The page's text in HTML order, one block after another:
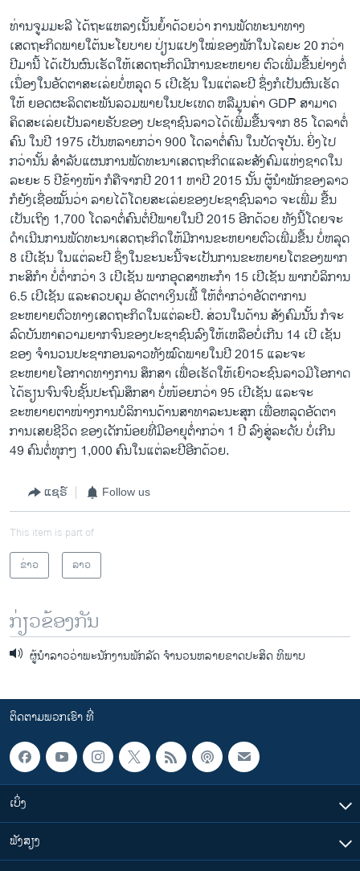
ທ່ານຈູມມະລີ ໄດ້ຖະແຫລງເນັ້ນຍ້ຳດ້ວຍວ່າ ການພັດທະນາທາງ
ເສດຖະກິດພາຍໃຕ້ນະໂຍບາຍ ປ່ຽນແປງໃໝ່ຂອງພັກໃນໄລຍະ 20 ກວ່າ
ປີມານີ້ ໄດ້ເປັນຜົນເຮັດໃຫ້ເສດຖະກິດມີການຂະຫຍາຍ ຕົວເພີ່ມຂື້ນຢ່າງຕໍ່
ເນຶ່ອງໃນອັດຕາສະເລ່ຍບໍ່ຫລຸດ 5 ເປີເຊັນ ໃນແຕ່ລະປີ ຊຶ່ງກໍເປັນຜົນເຮັດ
ໃຫ້ ຍອດຜະລິດຕະພັນລວມພາຍໃນປະເທດ ຫລືມູນຄ່າ GDP ສາມາດ
ຄິດສະເລ່ຍເປັນລາຍຮັບຂອງ ປະຊາຊົນລາວໄດ້ເພີ່ມຂື້ນຈາກ 85 ໂດລາຕໍ່
ຄົນ ໃນປີ 1975 ເປັນຫລາຍກວ່າ 900 ໂດລາຕໍ່ຄົນ ໃນປັດຈຸບັນ. ຍິ່ງໄປ
ກວ່ານັ້ນ ສຳລັບແຜນການພັດທະນາເສດຖະກິດແລະສັງຄົມແຫ່ງຊາດໃນ
ລະຍະ 5 ປີຂ້າງໜ້າ ກໍຄືຈາກປີ 2011 ຫາປີ 2015 ນັ້ນ ຜູ້ນຳພັກຂອງລາວ
ກໍຍັງເຊື່ອໝັ້ນວ່າ ລາຍໄດ້ໂດຍສະເລ່ຍຂອງປະຊາຊົນລາວ ຈະເພີ່ມ ຂື້ນ
ເປັນເຖິງ 1,700 ໂດລາຕໍ່ຄົນຕໍ່ປີພາຍໃນປີ 2015 ອີກດ້ວຍ ທັງນີ້ໂດຍຈະ
ດຳເນີນການພັດທະນາເສດຖະກິດໃຫ້ມີການຂະຫຍາຍຕົວເພີ່ມຂື້ນ ບໍ່ຫລຸດ
8 ເປີເຊັນ ໃນແຕ່ລະປີ ຊຶ່ງໃນຂະນະນີ້ຈະເປັນການຂະຫຍາຍ​ໂຕຂອງພາກ
ກະສິກຳ ບໍ່ຕ່ຳກວ່າ 3 ເປີເຊັນ ພາກອຸດສາຫະກຳ 15 ເປີເຊັນ ພາກບໍລິການ
6.5 ເປີເຊັນ ແລະຄວບຄຸມ ອັດຕາເງິນເຟີ້ ໃຫ້ຕ່ຳກວ່າອັດຕາການ
ຂະຫຍາຍຕົວທາງເສດຖະກິດໃນແຕ່ລະປີ. ສ່ວນໃນດ້ານ ສັງຄົມນັ້ນ ກໍຈະ
ລົດບັນຫາຄວາມຍາກຈົນຂອງປະຊາຊົນລົງໃຫ້ເຫລືອບໍ່ເກີນ 14 ເປີ ເຊັນ
ຂອງ ຈຳນວນປະຊາກອນລາວທັງໝົດພາຍໃນປີ 2015 ແລະຈະ
ຂະຫຍາຍໂອກາດທາງການ ສຶກສາ ເພື່ອເຮັດໃຫ້ເຍົາວະຊົນລາວມີໂອກາດ
ໄດ້ຮຽນຈົນຈົບຊັ້ນປະຖົມສຶກສາ ບໍ່ໜ້ອຍກວ່າ 95 ເປີເຊັນ ແລະຈະ
ຂະຫຍາຍຕາໜ່າງການບໍລິການດ້ານສາທາລະນະສຸກ ເພື່ອຫລຸດ​ອັດຕາ
ການເສຍຊີວິດ ຂອງເດັກນ້ອຍທີ່ມີອາຍຸຕ່ຳກວ່າ 1 ປີ ລົງສູ່ລະດັບ ບໍ່ເກີນ
49 ຄົນຕໍ່ທຸກໆ 1,000 ຄົນໃນແຕ່ລະປີອີກດ້ວຍ.
ແຊຣ໌ Follow us
This item is part of
ຂ່າວ
ລາວ
ກ່ຽວຂ້ອງກັນ
ຜູ້ນຳລາວວ່າພະນັກງານພັກລັດ ຈຳນວນຫລາຍຂາດປະສິດ ທິພາບ
ຕິດຕາມພວກເຮົາ ທີ່
ເບິ່ງ
ຟັງສຽງ